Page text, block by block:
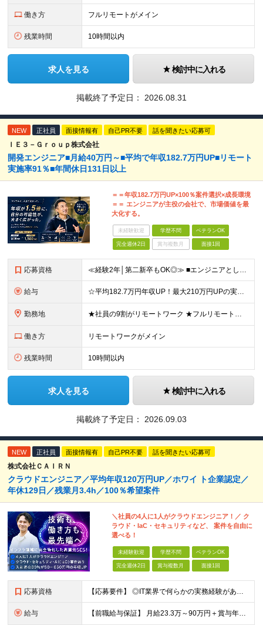
働き方 フルリモートがメイン
残業時間 10時間以内
求人を見る 検討中に入れる
掲載終了予定日： 2026.08.31
NEW 正社員 面接情報有 自己PR不要 話を聞きたい応募可
ＩＥ３－Ｇｒｏｕｐ株式会社
開発エンジニア■月給40万円～■平均で年収182.7万円UP■リモート
実施率91％■年間休⽇131⽇以上
＝＝年収182.7万円UP×100％案件選択×成長環境
＝＝ エンジニアが主役の会社で、市場価値を最
大化する。
未経験歓迎 学歴不問 ベテランOK
完全週休2日 賞与複数月 面接1回
応募資格 ≪経験2年│第二新卒もOK◎≫ ■エンジニアとして実務経験をお持ちの方（2年以上） ■学歴不問 ＼意欲重視の採用です／ 「経歴に自信がない」という方も、 "今後挑戦したいこと""スキルアップしたいこ
給与 ☆平均182.7万円年収UP！最大210万円UPの実績もあり ☆スキルにより月給100万円スタートも可能◎ 月給40万円～100万円＋決算賞与＋各種手当 ～給与イメージ～ ■経験2年以上…月給40
勤務地 ★社員の9割がリモートワーク ★フルリモート案件もあり ★地方からの応募も歓迎！／転居を伴う転勤なし 東京23区を中心としたプロジェクト先での勤務です。 ～～～～～～～～～～～ 【東京⇒地方へUタ
働き方 リモートワークがメイン
残業時間 10時間以内
求人を見る 検討中に入れる
掲載終了予定日： 2026.09.03
NEW 正社員 面接情報有 自己PR不要 話を聞きたい応募可
株式会社ＣＡＩＲＮ
クラウドエンジニア／平均年収120万円UP／ホワイ ト企業認定／
年休129日／残業月3.4h／100％希望案件
＼社員の4人に1人がクラウドエンジニア！／ ク
ラウド・IaC・セキュリティなど、 案件を自由に
選べる！
未経験歓迎 学歴不問 ベテランOK
完全週休2日 賞与複数月 面接1回
応募資格 【応募要件】 ◎IT業界で何らかの実務経験がある方 └2～3ヶ月の実務経験のある方は歓迎します！ 例）PCキッティングやモバイル通信基地局の業務経験者など インフラエンジニアとして経験のある方は、
給与 【前職給与保証】 月給23.3万～90万円＋賞与年2回＋インセンティブ ★年収1000万円以上の実績あり！ ※上記月給には月20～30時間分（2万9,300円～21万7,900円）の固定残業代を含み